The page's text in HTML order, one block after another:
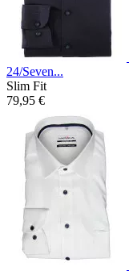
24/Seven...
Slim Fit
79,95 €